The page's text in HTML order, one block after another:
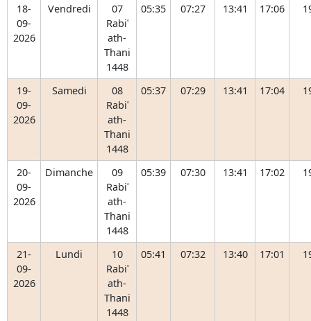
18-
09-
2026
Vendredi
07
Rabiʿ
ath-
Thani
1448
05:35 07:27 13:41 17:06
19-
09-
2026
Samedi
08
Rabiʿ
ath-
Thani
1448
05:37 07:29 13:41 17:04
20-
09-
2026
Dimanche
09
Rabiʿ
ath-
Thani
1448
05:39 07:30 13:41 17:02
21-
09-
2026
Lundi
10
Rabiʿ
ath-
Thani
1448
05:41 07:32 13:40 17:01